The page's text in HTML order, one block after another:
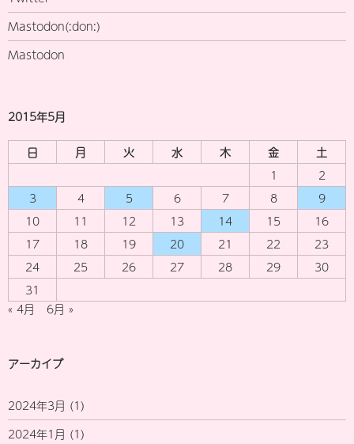
Mastodon(:don:)
Mastodon
2015年5月
日 月 火 水 木 金
土
1
2
3
4 5 6 7 8
9
10
11 12 13 14 15
16
17
18 19 20 21 22
23
24
25 26 27 28 29
30
31
« 4月
6月 »
アーカイブ
2024年3月 (1)
2024年1月 (1)